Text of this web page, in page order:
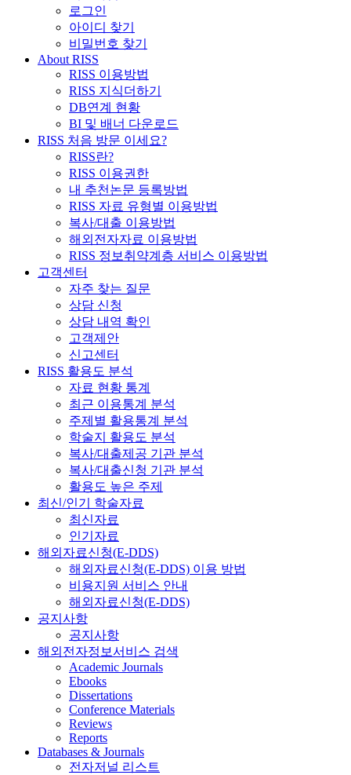
로그인
아이디 찾기
비밀번호 찾기
About RISS
RISS 이용방법
RISS 지식더하기
DB연계 현황
BI 및 배너 다운로드
RISS 처음 방문 이세요?
RISS란?
RISS 이용권한
내 추천논문 등록방법
RISS 자료 유형별 이용방법
복사/대출 이용방법
해외전자자료 이용방법
RISS 정보취약계층 서비스 이용방법
고객센터
자주 찾는 질문
상담 신청
상담 내역 확인
고객제안
신고센터
RISS 활용도 분석
자료 현황 통계
최근 이용통계 분석
주제별 활용통계 분석
학술지 활용도 분석
복사/대출제공 기관 분석
복사/대출신청 기관 분석
활용도 높은 주제
최신/인기 학술자료
최신자료
인기자료
해외자료신청(E-DDS)
해외자료신청(E-DDS) 이용 방법
비용지원 서비스 안내
해외자료신청(E-DDS)
공지사항
공지사항
해외전자정보서비스 검색
Academic Journals
Ebooks
Dissertations
Conference Materials
Reviews
Reports
Databases & Journals
전자저널 리스트